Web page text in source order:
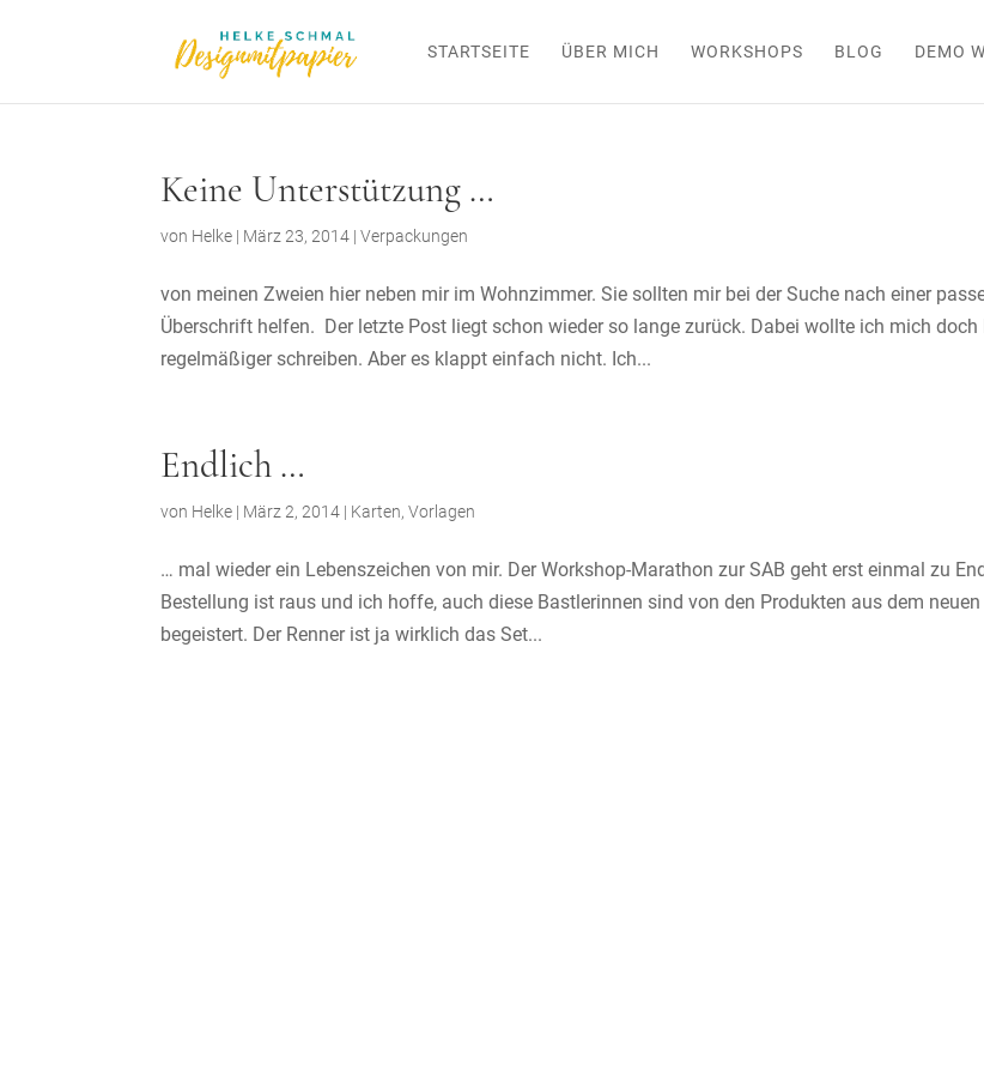
STARTSEITE ÜBER MICH WORKSHOPS BLOG DEMO
Keine Unterstützung …
von Helke | März 23, 2014 |Verpackungen
von meinen Zweien hier neben mir im Wohnzimmer. Sie sollten mir bei der Suche nach einer
Überschrift helfen. Der letzte Post liegt schon wieder so lange zurück. Dabei wollte ich mich doch
regelmäßiger schreiben. Aber es klappt einfach nicht. Ich...
Endlich …
von Helke | März 2, 2014 | Karten,Vorlagen
… mal wieder ein Lebenszeichen von mir. Der Workshop-Marathon zur SAB geht erst einmal zu
Bestellung ist raus und ich hoffe, auch diese Bastlerinnen sind von den Produkten aus dem
begeistert. Der Renner ist ja wirklich das Set...